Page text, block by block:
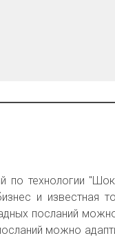
по технологии
и известная
посланий
можно